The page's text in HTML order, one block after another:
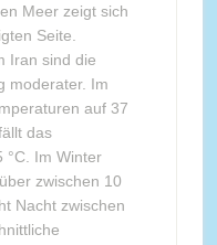
Meer zeigt sich
Seite.
Iran sind die
moderater. Im
auf 37
das
°C. Im Winter
zwischen 10
Nacht zwischen